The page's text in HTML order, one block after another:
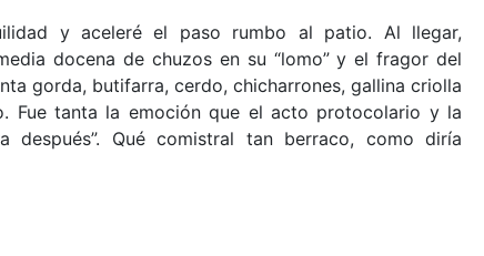
y aceleré el paso rumbo al patio. Al llegar,
docena de chuzos en su “lomo” y el fragor del
gorda, butifarra, cerdo, chicharrones, gallina criolla
Fue tanta la emoción que el acto protocolario y la
después”. Qué comistral tan berraco, como diría